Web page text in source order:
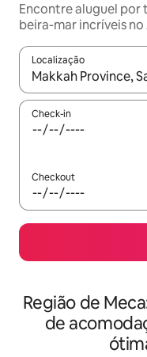
Encontre aluguel por
beira-mar incríveis
Localização
Quando os
Check-in
Checkout
Região de
de